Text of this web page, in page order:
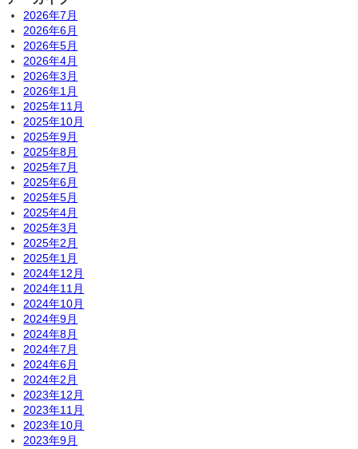
2026年7月
2026年6月
2026年5月
2026年4月
2026年3月
2026年1月
2025年11月
2025年10月
2025年9月
2025年8月
2025年7月
2025年6月
2025年5月
2025年4月
2025年3月
2025年2月
2025年1月
2024年12月
2024年11月
2024年10月
2024年9月
2024年8月
2024年7月
2024年6月
2024年2月
2023年12月
2023年11月
2023年10月
2023年9月